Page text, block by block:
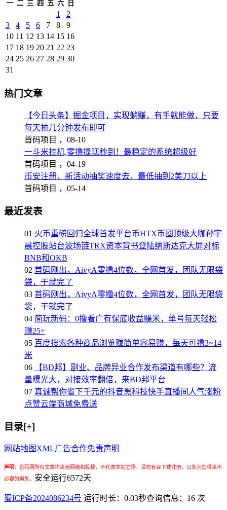
一 二 三 四 五 六 日
1
2
3
4 5 6 7 8
9
10 11 12 13 14 15 16
17 18 19 20 21 22 23
24 25 26 27 28 29 30
31
热门文章
【今日头条】掘金项目，实现躺赚，有手就能做，只要
每天抽几分钟发布即可
首码项目 ， 08-10
一斗米挂机,零撸提现秒到！最稳定的系统超级好
首码项目 ， 04-19
币安注册，新活动抽奖速度去，最低抽到2美刀以上
首码项目 ， 05-14
最近发表
01 火币重磅回归全球首发平台币HTX币圈顶级大咖孙宇
晨控股站台波场链TRX资本背书登陆纳斯达克大屏对标
BNB和OKB
02 首码刚出，AivyA零撸4位数，全网首发，团队无限袋
袋，干就完了
03 首码刚出，AivyA零撸4位数，全网首发，团队无限袋
袋，干就完了
04 简玩新码：0撸看广有保底收益赚米，单号每天轻松
赚25+
05 百度搜索各种商品浏览赚简单容易赚，每天可撸3~14
米
06
【BD邦】副业、品牌异业合作发布渠道有哪些？流
量曝光大，对接效率翻倍，来BD邦平台
07 真诚帮你省下千元的抖音黑科技快手直播间人气涨粉
点赞云端商城免费送
目录[+]
网站地图 XML广告合作免责声明
声明： 首码网所有文章均来自网络和投稿，不代表本站立场，请勿盲目下载注册，以免为您带来不
必要的损失。 安全运行6572天
蜀ICP备2024086234号 运行时长：0.03秒查询信息：16 次